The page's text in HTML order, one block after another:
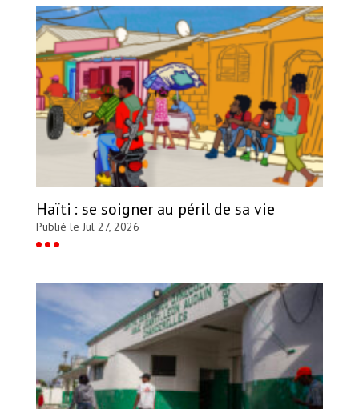
Haïti : se soigner au péril de sa vie
Publié le Jul 27, 2026